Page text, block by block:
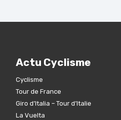
Actu Cyclisme
Cyclisme
Tour de France
Giro d’Italia – Tour d’Italie
La Vuelta